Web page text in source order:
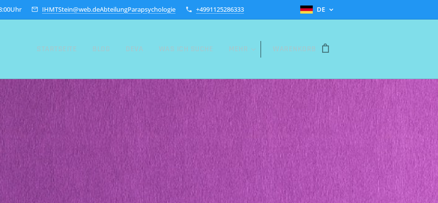
IHMTStein@web.deAbteilungParapsychologie +4991125286333 DE
STARTSEITE BLOG DEVA WAS ICH SUCHE MEHR WARENKORB